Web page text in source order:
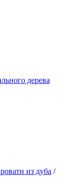
дерева
из дуба /